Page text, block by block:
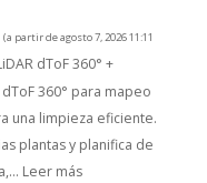
(a partir de agosto 7, 2026 11:11
dToF 360° +
360° para mapeo
una limpieza eficiente.
plantas y planifica de
Leer más